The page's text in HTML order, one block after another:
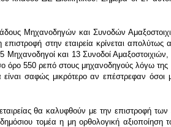
Μηχανοδηγών και Συνοδών
στην εταιρεία κρίνεται απολύτως
Μηχανοδηγοί και 13 Συνοδοί
550 ρεπό στους μηχανοδηγούς λόγω της
σαφώς μικρότερο αν επέστρεφαν όσοι
εταιρείας θα καλυφθούν με την επιστροφή
τομέα η μη ορθολογική